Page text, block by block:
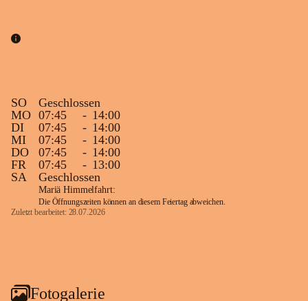
SO
Geschlossen
MO 07:45 - 14:00
DI
07:45 - 14:00
MI
07:45 - 14:00
DO
07:45 - 14:00
FR
07:45 - 13:00
SA
Geschlossen
Mariä Himmelfahrt:
Die Öffnungszeiten können an diesem Feiertag abweichen.
Zuletzt bearbeitet: 28.07.2026
Fotogalerie